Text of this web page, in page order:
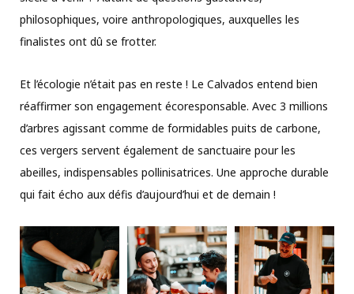
philosophiques, voire anthropologiques, auxquelles les
finalistes ont dû se frotter.
Et l’écologie n’était pas en reste ! Le Calvados entend bien
réaffirmer son engagement écoresponsable. Avec 3 millions
d’arbres agissant comme de formidables puits de carbone,
ces vergers servent également de sanctuaire pour les
abeilles, indispensables pollinisatrices. Une approche durable
qui fait écho aux défis d’aujourd’hui et de demain !